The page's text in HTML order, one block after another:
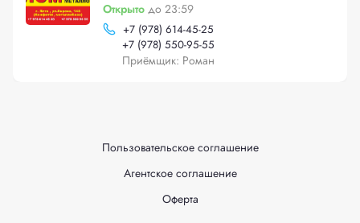
Открыто до 23:59
+7 (978) 614-45-25
+7 (978) 550-95-55
Приёмщик: Роман
Пользовательское соглашение
Агентское соглашение
Оферта